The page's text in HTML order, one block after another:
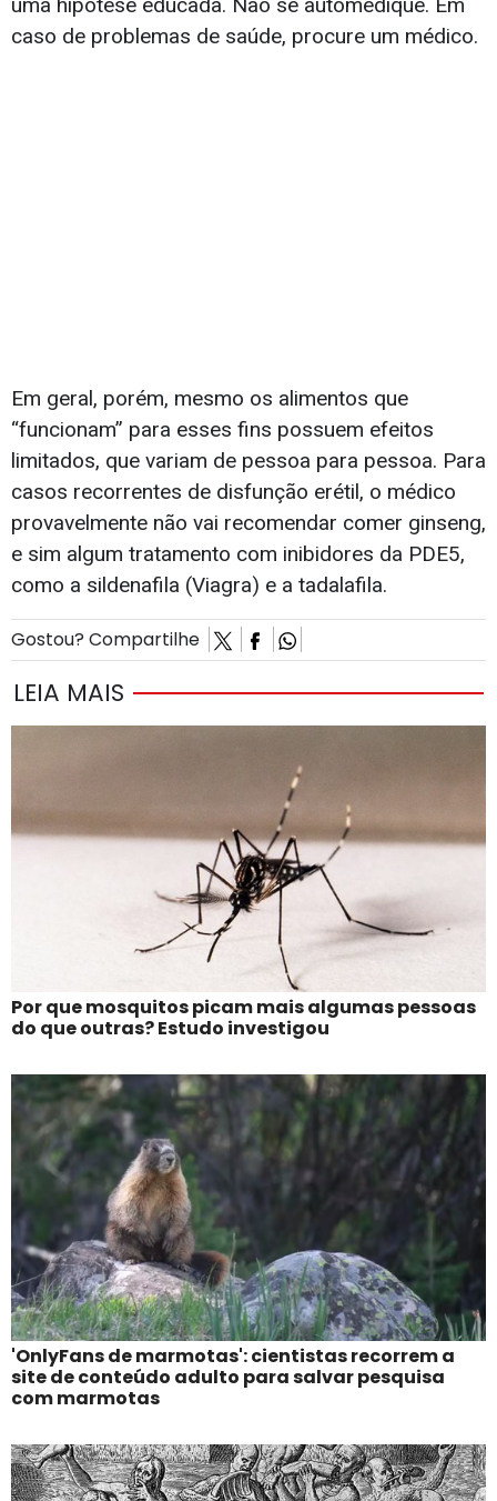
uma hipótese educada. Não se automedique. Em
caso de problemas de saúde, procure um médico.
Em geral, porém, mesmo os alimentos que
“funcionam” para esses fins possuem efeitos
limitados, que variam de pessoa para pessoa. Para
casos recorrentes de disfunção erétil, o médico
provavelmente não vai recomendar comer ginseng,
e sim algum tratamento com inibidores da PDE5,
como a sildenafila (Viagra) e a tadalafila.
Gostou? Compartilhe
LEIA MAIS
Por que mosquitos picam mais algumas pessoas
do que outras? Estudo investigou
'OnlyFans de marmotas': cientistas recorrem a
site de conteúdo adulto para salvar pesquisa
com marmotas